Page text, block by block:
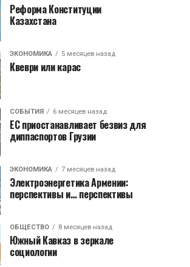
Реформа Конституции
Казахстана
ЭКОНОМИКА 5 месяцев назад
Квеври или карас
СОБЫТИЯ 6 месяцев назад
ЕС приостанавливает безвиз для
диппаспортов Грузии
ЭКОНОМИКА 7 месяцев назад
Электроэнергетика Армении:
перспективы и… перспективы
ОБЩЕСТВО 8 месяцев назад
Южный Кавказ в зеркале
социологии